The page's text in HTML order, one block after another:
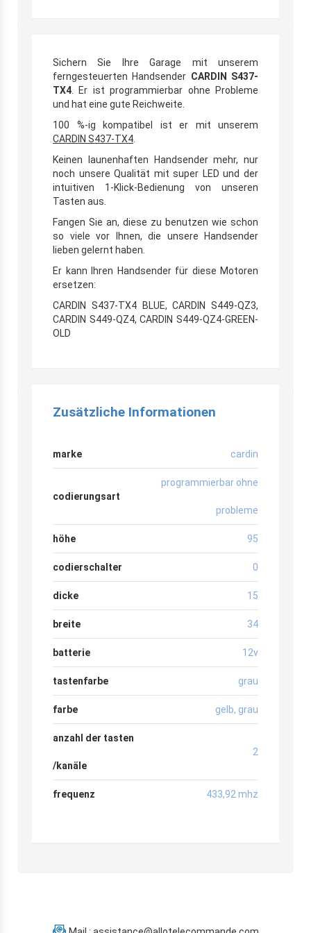
Sichern Sie Ihre Garage mit unserem
ferngesteuerten Handsender CARDIN S437-
TX4 . Er ist programmierbar ohne Probleme
und hat eine gute Reichweite.
100 %-ig kompatibel ist er mit unserem
CARDIN S437-TX4
Keinen launenhaften Handsender mehr, nur
noch unsere Qualität mit super LED und der
intuitiven 1-Klick-Bedienung von unseren
Tasten aus.
Fangen Sie an, diese zu benutzen wie schon
so viele vor Ihnen, die unsere Handsender
lieben gelernt haben.
Er kann Ihren Handsender für diese Motoren
ersetzen:
CARDIN S437-TX4 BLUE, CARDIN S449-QZ3,
CARDIN S449-QZ4, CARDIN S449-QZ4-GREEN-
OLD
Zusätzliche Informationen
marke cardin
codierungsart
programmierbar ohne
probleme
höhe 95
codierschalter 0
dicke 15
breite 34
batterie 12v
tastenfarbe grau
farbe gelb, grau
anzahl der tasten
/kanäle
2
frequenz 433,92 mhz